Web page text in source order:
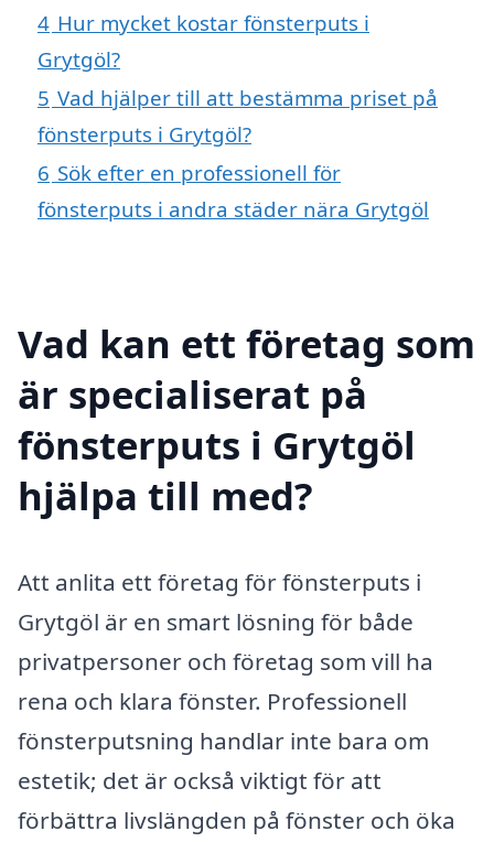
4 Hur mycket kostar fönsterputs i
Grytgöl?
5 Vad hjälper till att bestämma priset på
fönsterputs i Grytgöl?
6 Sök efter en professionell för
fönsterputs i andra städer nära Grytgöl
Vad kan ett företag som
är specialiserat på
fönsterputs i Grytgöl
hjälpa till med?
Att anlita ett företag för fönsterputs i
Grytgöl är en smart lösning för både
privatpersoner och företag som vill ha
rena och klara fönster. Professionell
fönsterputsning handlar inte bara om
estetik; det är också viktigt för att
förbättra livslängden på fönster och öka